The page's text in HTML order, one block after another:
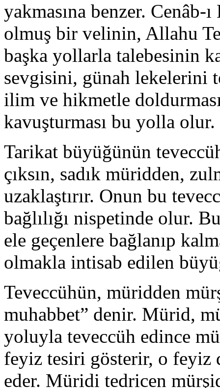
yakmasına benzer. Cenâb-
olmuş bir velinin, Allahu
başka yollarla talebesinin
sevgisini, günah lekelerini
ilim ve hikmetle
kavuşturması bu yolla olur.
Tarikat büyüğünün
çıksın, sadık müridden,
uzaklaştırır. Onun bu
bağlılığı nispetinde olur.
ele geçenlere bağlanıp
olmakla intisab edilen
Teveccühün, müridden
muhabbet” denir. Mürid,
yoluyla teveccüh edince
feyiz tesiri gösterir, o feyiz
eder. Müridi tedricen